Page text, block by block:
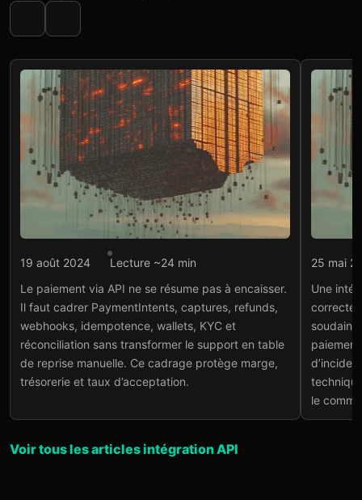
Intégration API
un PSP sans casser le
run
Lire l'article→
19 août 2024
Lecture ~24 min
Le paiement via API ne se résume pas à encaisser.
Il faut cadrer PaymentIntents, captures, refunds,
webhooks, idempotence, wallets, KYC et
réconciliation sans transformer le support en table
de reprise manuelle. Ce cadrage protège marge,
trésorerie et taux d’acceptation.
les
25 mai
Une
le
Voir tous les articles intégration API